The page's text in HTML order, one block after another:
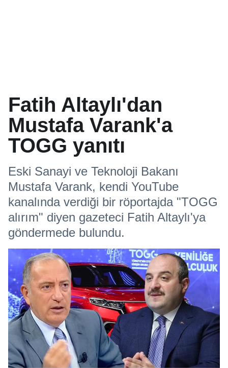
Fatih Altaylı'dan
Mustafa Varank'a
TOGG yanıtı
Eski Sanayi ve Teknoloji Bakanı
Mustafa Varank, kendi YouTube
kanalında verdiği bir röportajda "TOGG
alırım" diyen gazeteci Fatih Altaylı'ya
göndermede bulundu.